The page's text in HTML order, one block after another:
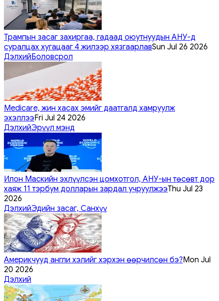
Трампын засаг захиргаа, гадаад оюутнуудын АНУ-д
суралцах хугацааг 4 жилээр хязгаарлавSun Jul 26 2026
ДэлхийБоловсрол
Medicare, жин хасах эмийг даатгалд хамруулж
эхэллээFri Jul 24 2026
ДэлхийЭрүүл мэнд
Илон Маскийн эхлүүлсэн цомхотгол, АНУ-ын төсөвт дор
хаяж 11 тэрбум долларын зардал учруулжээThu Jul 23
2026
ДэлхийЭдийн засаг, Санхүү
Америкчууд англи хэлийг хэрхэн өөрчилсөн бэ?Mon Jul
20 2026
Дэлхий